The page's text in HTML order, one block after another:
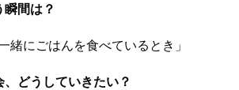
瞬間は？
緒にごはんを食べているとき」
どうしていきたい？